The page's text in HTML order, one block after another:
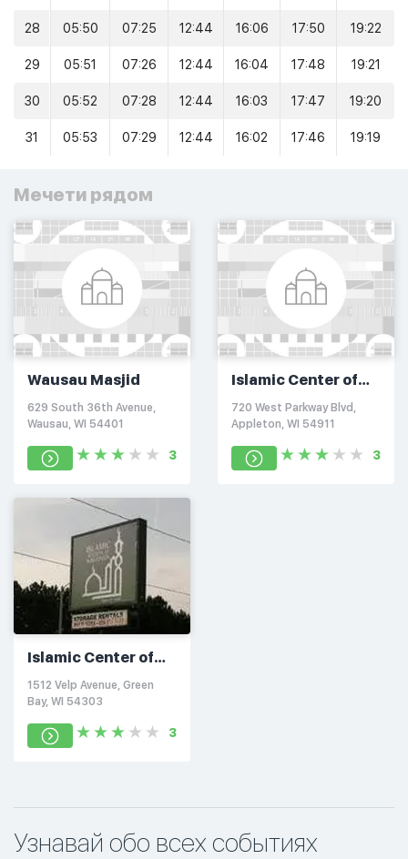
28 05:50 07:25 12:44 16:06 17:50 19:22
29 05:51 07:26 12:44 16:04 17:48 19:21
30 05:52 07:28 12:44 16:03 17:47 19:20
31 05:53 07:29 12:44 16:02 17:46 19:19
Мечети рядом
Wausau Masjid
629 South 36th Avenue,
Wausau, WI 54401
3
Islamic Center of
Wisconsin
720 West Parkway Blvd,
Appleton, WI 54911
3
Islamic Center of
Wisconsin
1512 Velp Avenue, Green
Bay, WI 54303
3
Узнавай обо всех событиях